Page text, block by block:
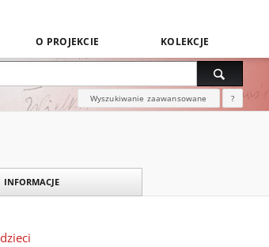
O PROJEKCIE KOLEKCJE
Wyszukiwanie zaawansowane ?
INFORMACJE